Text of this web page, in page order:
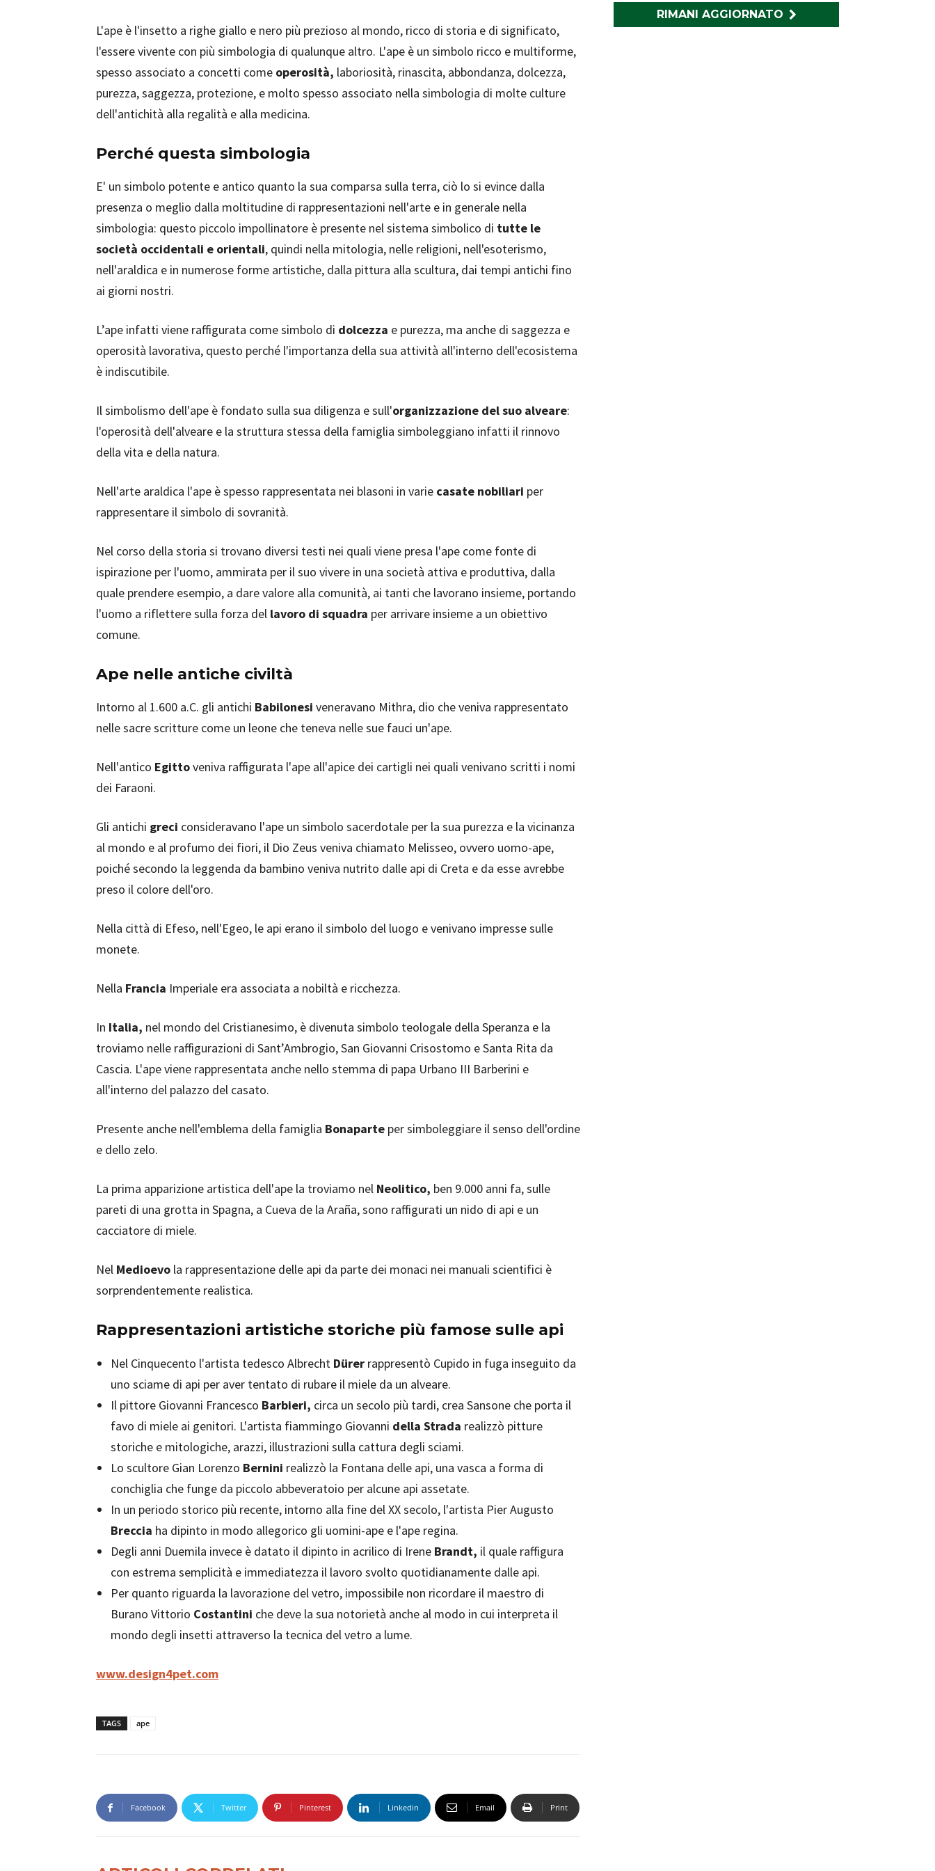
L'ape è l'insetto a righe giallo e nero più prezioso al mondo, ricco di storia e di significato,
l'essere vivente con più simbologia di qualunque altro. L'ape è un simbolo ricco e multiforme,
spesso associato a concetti come operosità, laboriosità, rinascita, abbondanza, dolcezza,
purezza, saggezza, protezione, e molto spesso associato nella simbologia di molte culture
dell'antichità alla regalità e alla medicina.
Perché questa simbologia
E' un simbolo potente e antico quanto la sua comparsa sulla terra, ciò lo si evince dalla
presenza o meglio dalla moltitudine di rappresentazioni nell'arte e in generale nella
simbologia: questo piccolo impollinatore è presente nel sistema simbolico di tutte le
società occidentali e orientali, quindi nella mitologia, nelle religioni, nell'esoterismo,
nell'araldica e in numerose forme artistiche, dalla pittura alla scultura, dai tempi antichi fino
ai giorni nostri.
L’ape infatti viene raffigurata come simbolo di dolcezza e purezza, ma anche di saggezza e
operosità lavorativa, questo perché l'importanza della sua attività all'interno dell'ecosistema
è indiscutibile.
Il simbolismo dell'ape è fondato sulla sua diligenza e sull'organizzazione del suo alveare:
l'operosità dell'alveare e la struttura stessa della famiglia simboleggiano infatti il rinnovo
della vita e della natura.
Nell'arte araldica l'ape è spesso rappresentata nei blasoni in varie casate nobiliari per
rappresentare il simbolo di sovranità.
Nel corso della storia si trovano diversi testi nei quali viene presa l'ape come fonte di
ispirazione per l'uomo, ammirata per il suo vivere in una società attiva e produttiva, dalla
quale prendere esempio, a dare valore alla comunità, ai tanti che lavorano insieme, portando
l'uomo a riflettere sulla forza del lavoro di squadra per arrivare insieme a un obiettivo
comune.
Ape nelle antiche civiltà
Intorno al 1.600 a.C. gli antichi Babilonesi veneravano Mithra, dio che veniva rappresentato
nelle sacre scritture come un leone che teneva nelle sue fauci un'ape.
Nell'antico Egittoveniva raffigurata l'ape all'apice dei cartigli nei quali venivano scritti i nomi
dei Faraoni.
Gli antichi greci consideravano l'ape un simbolo sacerdotale per la sua purezza e la vicinanza
al mondo e al profumo dei fiori, il Dio Zeus veniva chiamato Melisseo, ovvero uomo-ape,
poiché secondo la leggenda da bambino veniva nutrito dalle api di Creta e da esse avrebbe
preso il colore dell'oro.
Nella città di Efeso, nell'Egeo, le api erano il simbolo del luogo e venivano impresse sulle
monete.
Nella Francia Imperiale era associata a nobiltà e ricchezza.
In Italia, nel mondo del Cristianesimo, è divenuta simbolo teologale della Speranza e la
troviamo nelle raffigurazioni di Sant’Ambrogio, San Giovanni Crisostomo e Santa Rita da
Cascia. L'ape viene rappresentata anche nello stemma di papa Urbano III Barberini e
all'interno del palazzo del casato.
Presente anche nell'emblema della famiglia Bonaparte per simboleggiare il senso dell'ordine
e dello zelo.
La prima apparizione artistica dell'ape la troviamo nel Neolitico, ben 9.000 anni fa, sulle
pareti di una grotta in Spagna, a Cueva de la Araña, sono raffigurati un nido di api e un
cacciatore di miele.
Nel Medioevo la rappresentazione delle api da parte dei monaci nei manuali scientifici è
sorprendentemente realistica.
Rappresentazioni artistiche storiche più famose sulle api
Nel Cinquecento l'artista tedesco Albrecht Dürer rappresentò Cupido in fuga inseguito da
uno sciame di api per aver tentato di rubare il miele da un alveare.
Il pittore Giovanni Francesco Barbieri, circa un secolo più tardi, crea Sansone che porta il
favo di miele ai genitori. L'artista fiammingo Giovanni della Strada realizzò pitture
storiche e mitologiche, arazzi, illustrazioni sulla cattura degli sciami.
Lo scultore Gian Lorenzo Bernini realizzò la Fontana delle api, una vasca a forma di
conchiglia che funge da piccolo abbeveratoio per alcune api assetate.
In un periodo storico più recente, intorno alla fine del XX secolo, l'artista Pier Augusto
Breccia ha dipinto in modo allegorico gli uomini-ape e l'ape regina.
Degli anni Duemila invece è datato il dipinto in acrilico di Irene Brandt, il quale raffigura
con estrema semplicità e immediatezza il lavoro svolto quotidianamente dalle api.
Per quanto riguarda la lavorazione del vetro, impossibile non ricordare il maestro di
Burano Vittorio Costantini che deve la sua notorietà anche al modo in cui interpreta il
mondo degli insetti attraverso la tecnica del vetro a lume.
www.design4pet.com
TAGS ape
Facebook Twitter Pinterest Linkedin Email Print
RIMANI AGGIORNATO